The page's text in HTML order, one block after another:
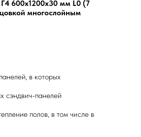
600х1200х30 мм L0 (7
многослойным
в которых
сэндвич-панелей
полов, в том числе в